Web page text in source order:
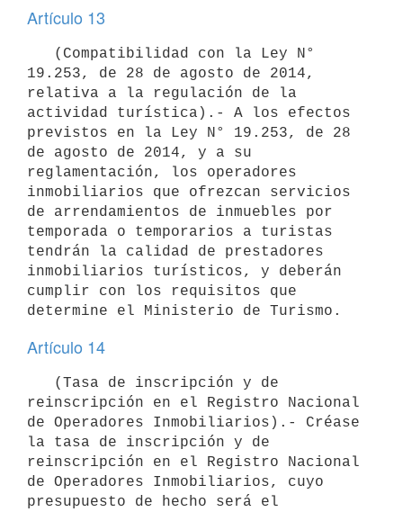
Artículo 13
19.253, de 28 de agosto de 2014,
relativa a la regulación de la
actividad turística).- A los efectos
previstos en la Ley N° 19.253, de 28
de agosto de 2014, y a su
reglamentación, los operadores
inmobiliarios que ofrezcan servicios
de arrendamientos de inmuebles por
temporada o temporarios a turistas
tendrán la calidad de prestadores
inmobiliarios turísticos, y deberán
cumplir con los requisitos que
Artículo 14
reinscripción en el Registro Nacional
de Operadores Inmobiliarios).- Créase
la tasa de inscripción y de
reinscripción en el Registro Nacional
de Operadores Inmobiliarios, cuyo
presupuesto de hecho será el